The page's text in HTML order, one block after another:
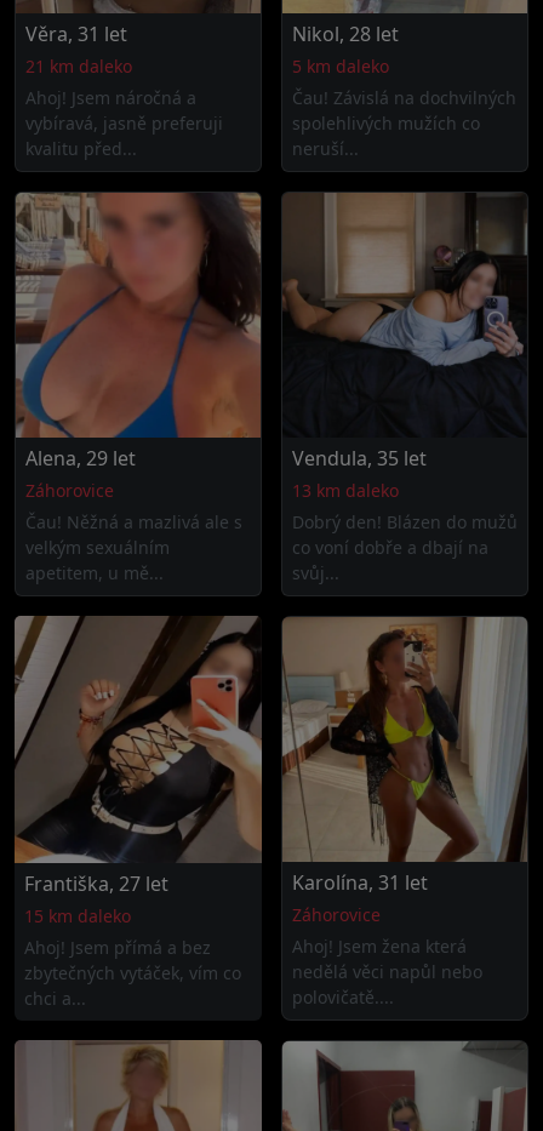
Věra, 31 let
21 km daleko
Ahoj! Jsem náročná a
vybíravá, jasně preferuji
kvalitu před...
Nikol, 28 let
5 km daleko
Čau! Závislá na dochvilných
spolehlivých mužích co
neruší...
Alena, 29 let
Záhorovice
Čau! Něžná a mazlivá ale s
velkým sexuálním
apetitem, u mě...
Vendula, 35 let
13 km daleko
Dobrý den! Blázen do mužů
co voní dobře a dbají na
svůj...
Františka, 27 let
15 km daleko
Ahoj! Jsem přímá a bez
zbytečných vytáček, vím co
chci a...
Karolína, 31 let
Záhorovice
Ahoj! Jsem žena která
nedělá věci napůl nebo
polovičatě....